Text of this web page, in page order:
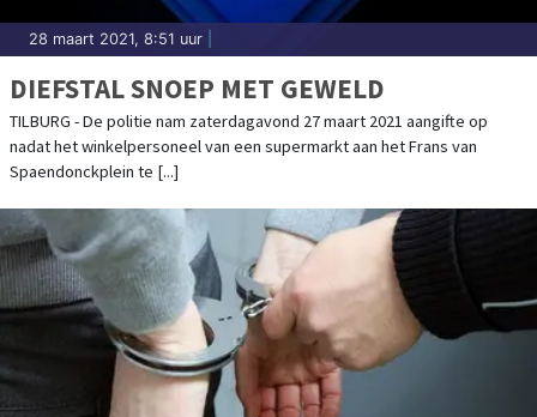
28 maart 2021, 8:51 uur
DIEFSTAL SNOEP MET GEWELD
TILBURG - De politie nam zaterdagavond 27 maart 2021 aangifte op
nadat het winkelpersoneel van een supermarkt aan het Frans van
Spaendonckplein te [...]